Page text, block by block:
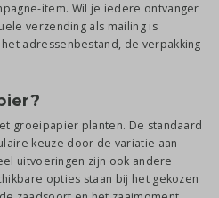
item. Wil je iedere ontvanger
verzending als mailing is
adressenbestand, de verpakking
groeipapier planten. De standaard
keuze door de variatie aan
uitvoeringen zijn ook andere
opties staan bij het gekozen